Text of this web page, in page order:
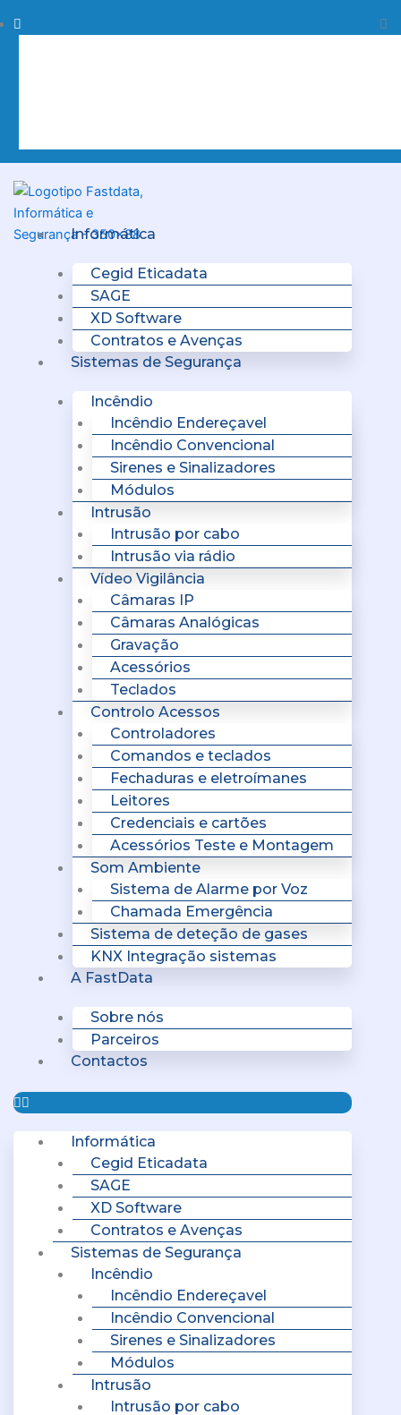
to
Procurar
Informática
Cegid Eticadata
SAGE
XD Software
Contratos e Avenças
Sistemas de Segurança
Incêndio
Incêndio Endereçavel
Incêndio Convencional
Sirenes e Sinalizadores
Módulos
Intrusão
Intrusão por cabo
Intrusão via rádio
Vídeo Vigilância
Câmaras IP
Câmaras Analógicas
Gravação
Acessórios
Teclados
Controlo Acessos
Controladores
Comandos e teclados
Fechaduras e eletroímanes
Leitores
Credenciais e cartões
Acessórios Teste e Montagem
Som Ambiente
Sistema de Alarme por Voz
Chamada Emergência
Sistema de deteção de gases
KNX Integração sistemas
A FastData
Sobre nós
Parceiros
Contactos
Menu
Informática
Cegid Eticadata
SAGE
XD Software
Contratos e Avenças
Sistemas de Segurança
Incêndio
Incêndio Endereçavel
Incêndio Convencional
Sirenes e Sinalizadores
Módulos
Intrusão
Intrusão por cabo